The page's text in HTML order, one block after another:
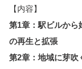
【内容】
第1章：駅ビルから
の再生と拡張
第2章：地域に芽吹